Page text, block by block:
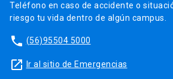
Teléfono en caso de accidente o
riesgo tu vida dentro de algún campus.
phone (56)95504 5000
launch Ir al sitio de Emergencias